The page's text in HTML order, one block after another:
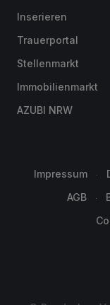
Inserieren
Trauerportal
Stellenmarkt
Immobilienmarkt
AZUBI NRW
Impressum
AGB